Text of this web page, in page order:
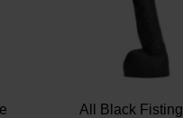
All Black Fisting